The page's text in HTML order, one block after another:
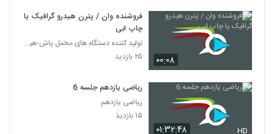
۰۰:۰۸
فروشنده وان / پترن هیدرو گرافیک یا
چاپ ابی
تولید کننده دستگاه های مخمل پاش-هیدروگرافیک-ابکاری
۲۵ بازدید
۰۱:۳۲:۴۸ HD
ریاضی یازدهم جلسه 6
ریاضی یازدهم
۱۵ بازدید